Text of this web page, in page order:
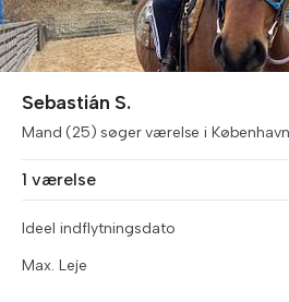
Sebastián S.
Mand (25) søger værelse i København
1 værelse
Ideel indflytningsdato
Max. Leje